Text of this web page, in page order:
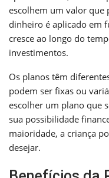
escolhem um valor que
dinheiro é aplicado em
cresce ao longo do
investimentos.
Os planos têm
podem ser fixas ou
escolher um plano que
sua possibilidade
maioridade, a criança
desejar.